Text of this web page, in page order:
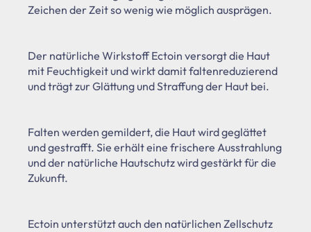
Zeichen der Zeit so wenig wie möglich ausprägen.
Der natürliche Wirkstoff Ectoin versorgt die Haut
mit Feuchtigkeit und wirkt damit faltenreduzierend
und trägt zur Glättung und Straffung der Haut bei.
Falten werden gemildert, die Haut wird geglättet
und gestrafft. Sie erhält eine frischere Ausstrahlung
und der natürliche Hautschutz wird gestärkt für die
Zukunft.
Ectoin unterstützt auch den natürlichen Zellschutz